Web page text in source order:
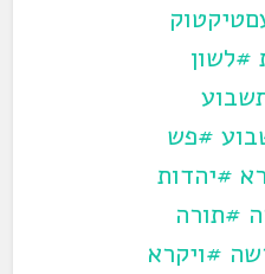
#לשון
#פש
#יהדות
#תורה
#ויקרא